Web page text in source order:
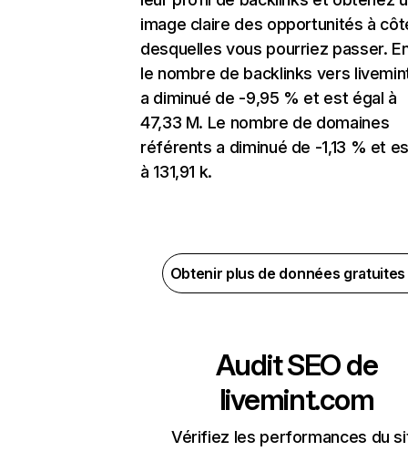
image claire des opportunités à
desquelles vous pourriez passer.
le nombre de backlinks vers
a diminué de -9,95 % et est égal à
47,33 M. Le nombre de domaines
référents a diminué de -1,13 % et
à 131,91 k.
Obtenir plus de données
Audit SEO de
livemint.com
Vérifiez les performances du